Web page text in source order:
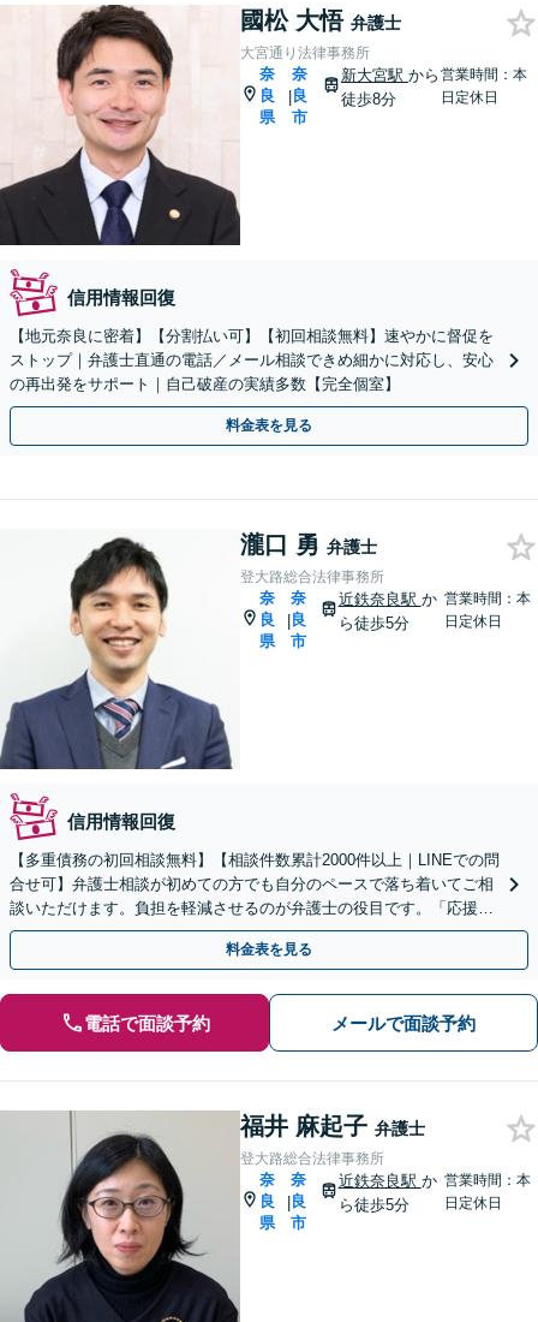
國松 大悟 弁護士
大宮通り法律事務所
奈
良
県
|
奈
良
市
新大宮駅 から
徒歩8分
営業時間：本
日定休日
信用情報回復
【地元奈良に密着】【分割払い可】【初回相談無料】速やかに督促を
ストップ｜弁護士直通の電話／メール相談できめ細かに対応し、安心
の再出発をサポート｜自己破産の実績多数【完全個室】
料金表を見る
瀧口 勇 弁護士
登大路総合法律事務所
奈
良
県
|
奈
良
市
近鉄奈良駅 か
ら徒歩5分
営業時間：本
日定休日
信用情報回復
【多重債務の初回相談無料】【相談件数累計2000件以上｜LINEでの問
合せ可】弁護士相談が初めての方でも自分のペースで落ち着いてご相
談いただけます。負担を軽減させるのが弁護士の役目です。「応援」
する姿勢で金銭問題を解決へ【近鉄奈良駅５分】
料金表を見る
電話で面談予約 メールで面談予約
福井 麻起子 弁護士
登大路総合法律事務所
奈
良
県
|
奈
良
市
近鉄奈良駅 か
ら徒歩5分
営業時間：本
日定休日